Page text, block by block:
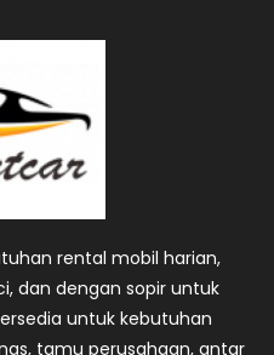
rental mobil harian,
dan dengan sopir untuk
untuk kebutuhan
tamu perusahaan, antar